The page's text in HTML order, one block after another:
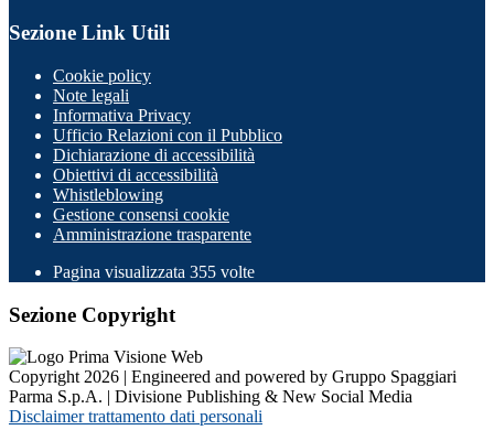
Sezione Link Utili
Cookie policy
Note legali
Informativa Privacy
Ufficio Relazioni con il Pubblico
Dichiarazione di accessibilità
Obiettivi di accessibilità
Whistleblowing
Gestione consensi cookie
Amministrazione trasparente
Pagina visualizzata 355 volte
Sezione Copyright
Copyright 2026 | Engineered and powered by Gruppo Spaggiari
Parma S.p.A. | Divisione Publishing & New Social Media
Disclaimer trattamento dati personali